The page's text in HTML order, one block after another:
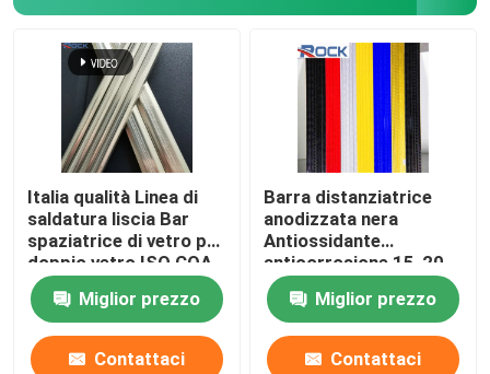
Connettore angolare in plastica
Macchina per piegare l'alluminio
accessori in vetro intarsiato
Altri accessori in vetro
Chiodo di espansione
Vetro macchiato architettonico
Italia qualità Linea di
saldatura liscia Bar
spaziatrice di vetro per
doppio vetro ISO COA
ROHS
Miglior prezzo
Contattaci
Barra distanziatrice
anodizzata nera
Antiossidante
anticorrosione 15-20
anni Barre
distanziatrici in
alluminio nere per unità
di vetrocamera
Miglior prezzo
Contattaci